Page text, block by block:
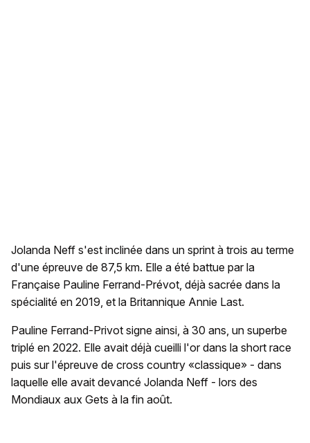
Jolanda Neff s'est inclinée dans un sprint à trois au terme
d'une épreuve de 87,5 km. Elle a été battue par la
Française Pauline Ferrand-Prévot, déjà sacrée dans la
spécialité en 2019, et la Britannique Annie Last.
Pauline Ferrand-Privot signe ainsi, à 30 ans, un superbe
triplé en 2022. Elle avait déjà cueilli l'or dans la short race
puis sur l'épreuve de cross country «classique» - dans
laquelle elle avait devancé Jolanda Neff - lors des
Mondiaux aux Gets à la fin août.